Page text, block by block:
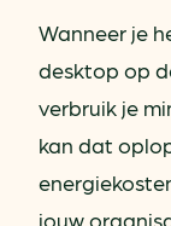
Wanneer je
desktop op
verbruik je
kan dat
jouw